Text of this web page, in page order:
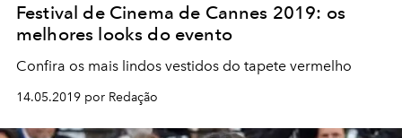
Festival de Cinema de Cannes 2019: os
melhores looks do evento
Confira os mais lindos vestidos do tapete vermelho
14.05.2019 por Redação